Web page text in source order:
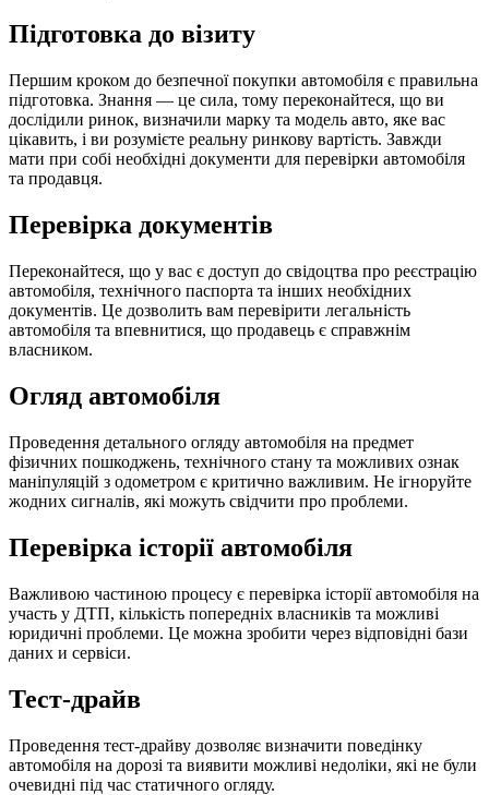
Підготовка до візиту
Першим кроком до безпечної покупки автомобіля є правильна
підготовка. Знання — це сила, тому переконайтеся, що ви
дослідили ринок, визначили марку та модель авто, яке вас
цікавить, і ви розумієте реальну ринкову вартість. Завжди
мати при собі необхідні документи для перевірки автомобіля
та продавця.
Перевірка документів
Переконайтеся, що у вас є доступ до свідоцтва про реєстрацію
автомобіля, технічного паспорта та інших необхідних
документів. Це дозволить вам перевірити легальність
автомобіля та впевнитися, що продавець є справжнім
власником.
Огляд автомобіля
Проведення детального огляду автомобіля на предмет
фізичних пошкоджень, технічного стану та можливих ознак
маніпуляцій з одометром є критично важливим. Не ігноруйте
жодних сигналів, які можуть свідчити про проблеми.
Перевірка історії автомобіля
Важливою частиною процесу є перевірка історії автомобіля на
участь у ДТП, кількість попередніх власників та можливі
юридичні проблеми. Це можна зробити через відповідні бази
даних и сервіси.
Тест-драйв
Проведення тест-драйву дозволяє визначити поведінку
автомобіля на дорозі та виявити можливі недоліки, які не були
очевидні під час статичного огляду.